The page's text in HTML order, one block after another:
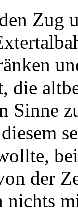
Zug
Sinne
der
nichts